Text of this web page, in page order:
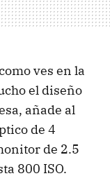
ves en la
el diseño
añade al
de 4
de 2.5
800 ISO.